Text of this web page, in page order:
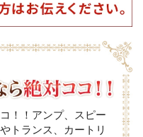
！！アンプ、スピー
トランス、カートリ